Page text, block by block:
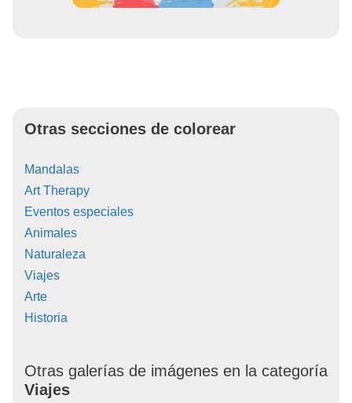
Otras secciones de colorear
Mandalas
Art Therapy
Eventos especiales
Animales
Naturaleza
Viajes
Arte
Historia
Otras galerías de imágenes en la categoría
Viajes